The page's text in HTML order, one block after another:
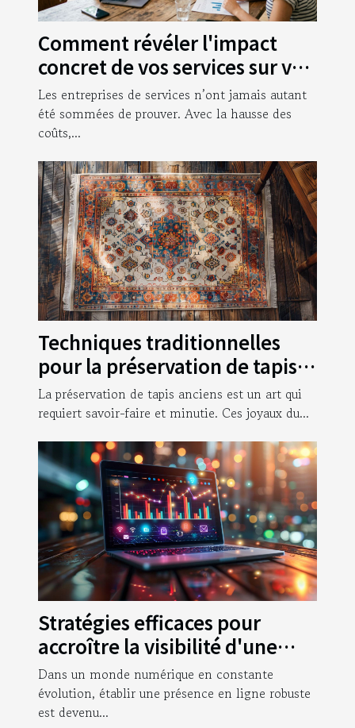
Comment révéler l'impact
concret de vos services sur vos
clients
Les entreprises de services n’ont jamais autant
été sommées de prouver. Avec la hausse des
coûts,...
Techniques traditionnelles
pour la préservation de tapis
anciens
La préservation de tapis anciens est un art qui
requiert savoir-faire et minutie. Ces joyaux du...
Stratégies efficaces pour
accroître la visibilité d'une
entreprise en ligne
Dans un monde numérique en constante
évolution, établir une présence en ligne robuste
est devenu...